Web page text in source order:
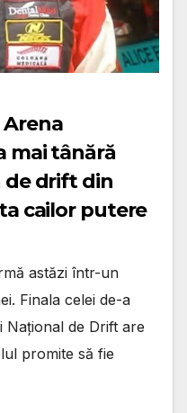
mai tânără
de drift din
cailor putere
astăzi într-un
Finala celei de-a
Național de Drift are
promite să fie